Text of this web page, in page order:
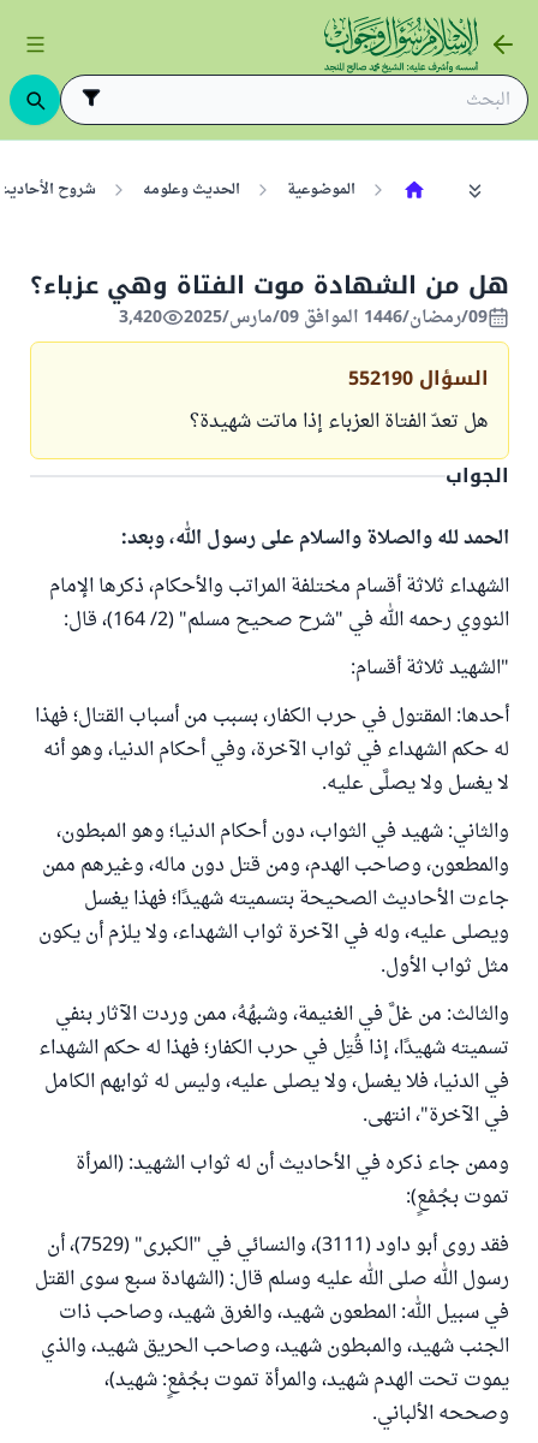
الموضوعية الحديث وعلومه شروح
هل من الشهادة موت الفتاة وهي عزباء؟
09/رمضان/1446 الموافق 09/مارس/2025 3,420
السؤال 552190
هل تعدّ الفتاة العزباء إذا ماتت شهيدة؟
الجواب
الحمد لله والصلاة والسلام على رسول الله، وبعد:
الشهداء ثلاثة أقسام مختلفة المراتب والأحكام، ذكرها الإمام
النووي رحمه الله في "شرح صحيح مسلم" (2/ 164)، قال:
"الشهيد ثلاثة أقسام:
أحدها: المقتول في حرب الكفار، بسبب من أسباب القتال؛ فهذا
له حكم الشهداء في ثواب الآخرة، وفي أحكام الدنيا، وهو أنه
لا يغسل ولا يصلَّى عليه.
والثاني: شهيد في الثواب، دون أحكام الدنيا؛ وهو المبطون،
والمطعون، وصاحب الهدم، ومن قتل دون ماله، وغيرهم ممن
جاءت الأحاديث الصحيحة بتسميته شهيدًا؛ فهذا يغسل
ويصلى عليه، وله في الآخرة ثواب الشهداء، ولا يلزم أن يكون
مثل ثواب الأول.
والثالث: من غلَّ في الغنيمة، وشبهُهُ، ممن وردت الآثار بنفي
تسميته شهيدًا، إذا قُتِل في حرب الكفار؛ فهذا له حكم الشهداء
في الدنيا، فلا يغسل، ولا يصلى عليه، وليس له ثوابهم الكامل
في الآخرة"، انتهى.
وممن جاء ذكره في الأحاديث أن له ثواب الشهيد: (المرأة
تموت بجُمْعٍ):
فقد روى أبو داود (3111)، والنسائي في "الكبرى" (7529)، أن
رسول الله صلى الله عليه وسلم قال: (الشهادة سبع سوى القتل
في سبيل الله: المطعون شهيد، والغرق شهيد، وصاحب ذات
الجنب شهيد، والمبطون شهيد، وصاحب الحريق شهيد، والذي
يموت تحت الهدم شهيد، والمرأة تموت بجُمْعٍ: شهيد)،
وصححه الألباني.